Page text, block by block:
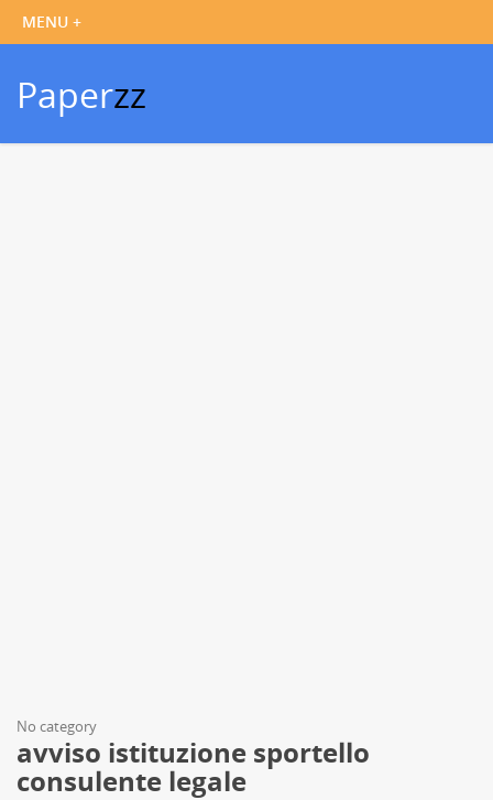
Paperzz
No category
avviso istituzione sportello
consulente legale